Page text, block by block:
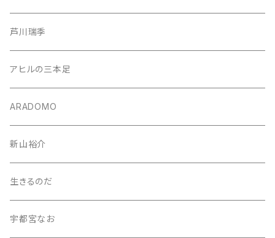
芦川瑞季
アヒルの三本足
ARADOMO
新山裕介
生きるのだ
宇都宮なお